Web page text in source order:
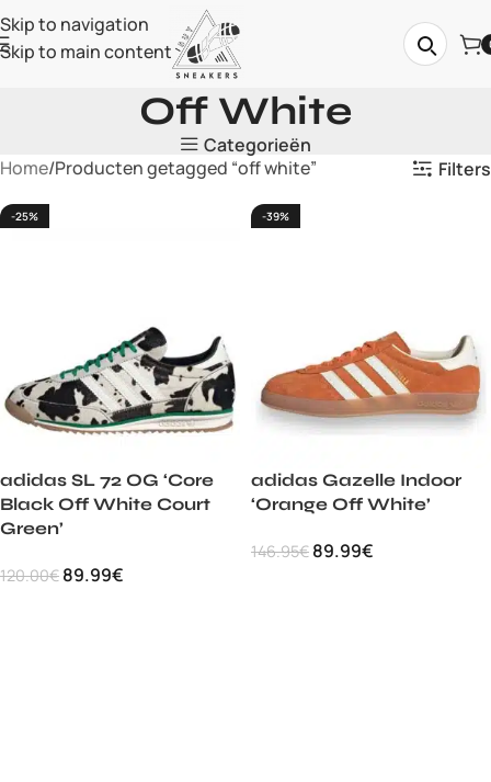
Skip to navigation
Skip to main content
Off White
Categorieën
Home Producten getagged “off white” Filters
-25%
adidas SL 72 OG ‘Core
Black Off White Court
Green’
120.00€ 89.99€
-39%
adidas Gazelle Indoor
‘Orange Off White’
146.95€ 89.99€